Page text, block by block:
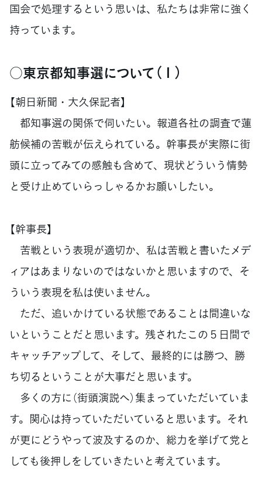
国会で処理するという思いは、私たちは非常に強く
持っています。
○東京都知事選について（１）
【朝日新聞・大久保記者】
都知事選の関係で伺いたい。報道各社の調査で蓮
舫候補の苦戦が伝えられている。幹事長が実際に街
頭に立ってみての感触も含めて、現状どういう情勢
と受け止めていらっしゃるかお願いしたい。
【幹事長】
苦戦という表現が適切か、私は苦戦と書いたメデ
ィアはあまりないのではないかと思いますので、そ
ういう表現を私は使いません。
ただ、追いかけている状態であることは間違いな
いということだと思います。残されたこの５日間で
キャッチアップして、そして、最終的には勝つ、勝
ち切るということが大事だと思います。
多くの方に（街頭演説へ）集まっていただいていま
す。関心は持っていただいていると思います。それ
が更にどうやって波及するのか、総力を挙げて党と
しても後押しをしていきたいと考えています。